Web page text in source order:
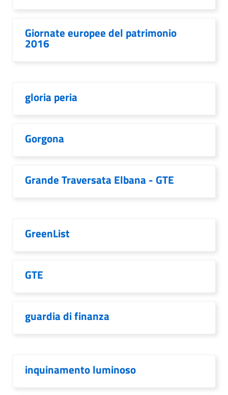
Giornate europee del patrimonio
2016
gloria peria
Gorgona
Grande Traversata Elbana - GTE
GreenList
GTE
guardia di finanza
inquinamento luminoso